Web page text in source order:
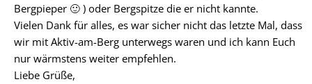
Bergpieper 🙂 ) oder Bergspitze die er nicht kannte.
Vielen Dank für alles, es war sicher nicht das letzte Mal, dass
wir mit Aktiv-am-Berg unterwegs waren und ich kann Euch
nur wärmstens weiter empfehlen.
Liebe Grüße,